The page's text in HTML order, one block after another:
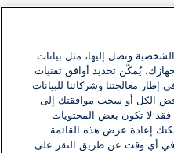
كن الأول!
الشخصية ونصل إليها، مثل بيانات
يُمكّن تحديد أوافق تقنيات
معالجتنا وشركائنا للبيانات
الكل أو سحب موافقتك إلى
فقد لا تكون بعض المحتويات
إعادة عرض هذه القائمة
في أي وقت عن طريق النقر على